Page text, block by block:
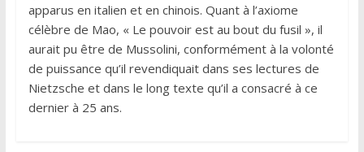
apparus en italien et en chinois. Quant à l’axiome
célèbre de Mao, « Le pouvoir est au bout du fusil », il
aurait pu être de Mussolini, conformément à la volonté
de puissance qu’il revendiquait dans ses lectures de
Nietzsche et dans le long texte qu’il a consacré à ce
dernier à 25 ans.